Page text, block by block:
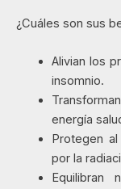
¿Cuáles son sus
Alivian los
insomnio.
energía
Protegen
por la
Equilibran